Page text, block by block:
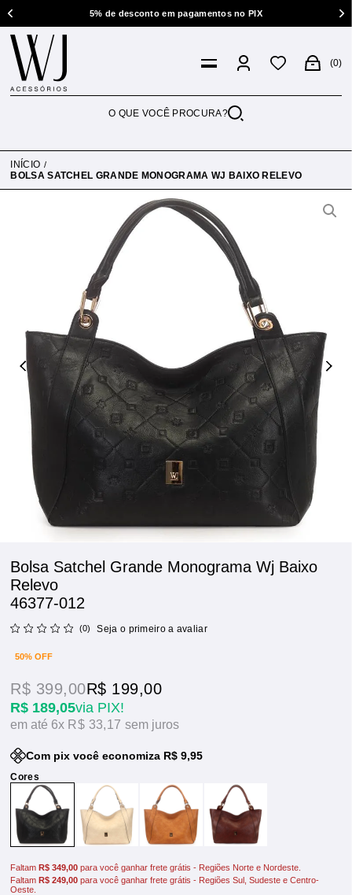
5% de desconto em pagamentos no PIX
0
INÍCIO
BOLSA SATCHEL GRANDE MONOGRAMA WJ BAIXO RELEVO
Bolsa Satchel Grande Monograma Wj Baixo
Relevo
46377-012
(0) Seja o primeiro a avaliar
50% OFF
R$ 189,05via PIX!
R$ 399,00R$ 199,00
6x R$ 33,17sem juros
Com pix você economiza R$ 9,95
FaltamR$ 349,00 para você ganhar frete grátis - Regiões Norte e Nordeste.
FaltamR$ 249,00 para você ganhar frete grátis - Regiões Sul, Sudeste e Centro-
Oeste.